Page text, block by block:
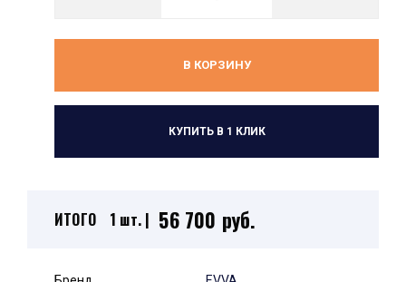
В КОРЗИНУ
КУПИТЬ В 1 КЛИК
ИТОГО 1 шт. | 56 700 руб.